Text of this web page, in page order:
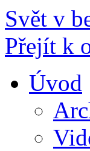
Svět v
Přejít k
Úvod